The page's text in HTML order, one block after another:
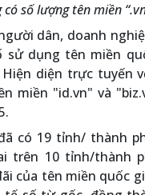
số lượng tên miền
dân, doanh
sử dụng tên miền
diện trực tuyến
miền "id.vn" và
có 19 tỉnh/ thành
trên 10 tỉnh/thành
của tên miền quốc